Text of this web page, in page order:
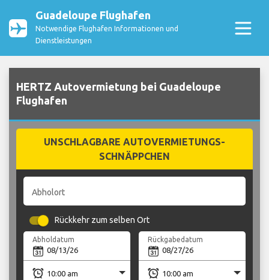
Guadeloupe Flughafen
Notwendige Flughafen Informationen und
Dienstleistungen
HERTZ Autovermietung bei Guadeloupe
Flughafen
UNSCHLAGBARE AUTOVERMIETUNGS-
SCHNÄPPCHEN
Abholort
Rückkehr zum selben Ort
Abholdatum Rückgabedatum